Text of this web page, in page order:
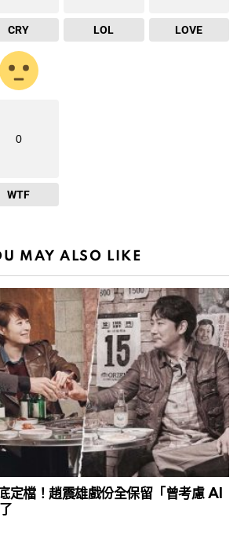
CRY LOL LOVE
0
WTF
MAY ALSO LIKE
定檔！趙震雄戲份全保留「曾考慮 AI